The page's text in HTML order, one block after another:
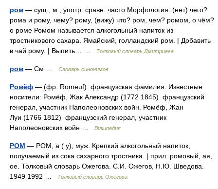
ром — сущ., м., употр. сравн. часто Морфология: (нет) чего?
рома и рому, чему? рому, (вижу) что? ром, чем? ромом, о чём?
о роме Ромом называется алкогольный напиток из
тростникового сахара. Ямайский, голландский ром. | Добавить
в чай рому. | Выпить… …
Толковый словарь Дмитриева
ром — См … Словарь синонимов
Ромёф — (фр. Romeuf) французская фамилия. Известные
носители: Ромёф, Жак Александр (1772 1845) французский
генерал, участник Наполеоновских войн. Ромёф, Жан
Луи (1766 1812) французский генерал, участник
Наполеоновских войн …
Википедия
РОМ — РОМ, а ( у), муж. Крепкий алкогольный напиток,
получаемый из сока сахарного тростника. | прил. ромовый, ая,
ое. Толковый словарь Ожегова. С.И. Ожегов, Н.Ю. Шведова.
1949 1992 …
Толковый словарь Ожегова